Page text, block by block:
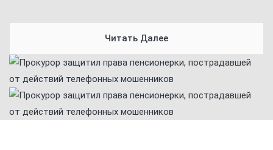
Читать Далее